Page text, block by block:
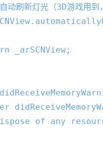
刷新灯光（3D游戏用到
_arSCNView;
of any